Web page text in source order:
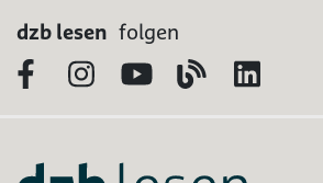
dzb lesen folgen
FacebookInstagram
YouTubeBlog